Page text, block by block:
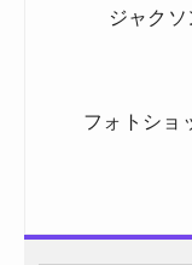
ジャク
フォトショ